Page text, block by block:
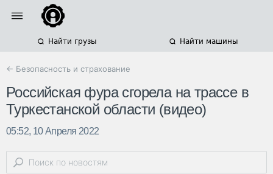
Найти грузы Найти машины
← Безопасность и страхование
Российская фура сгорела на трассе в
Туркестанской области (видео)
05:52, 10 Апреля 2022